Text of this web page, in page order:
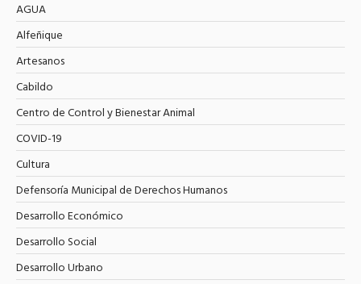
AGUA
Alfeñique
Artesanos
Cabildo
Centro de Control y Bienestar Animal
COVID-19
Cultura
Defensoría Municipal de Derechos Humanos
Desarrollo Económico
Desarrollo Social
Desarrollo Urbano